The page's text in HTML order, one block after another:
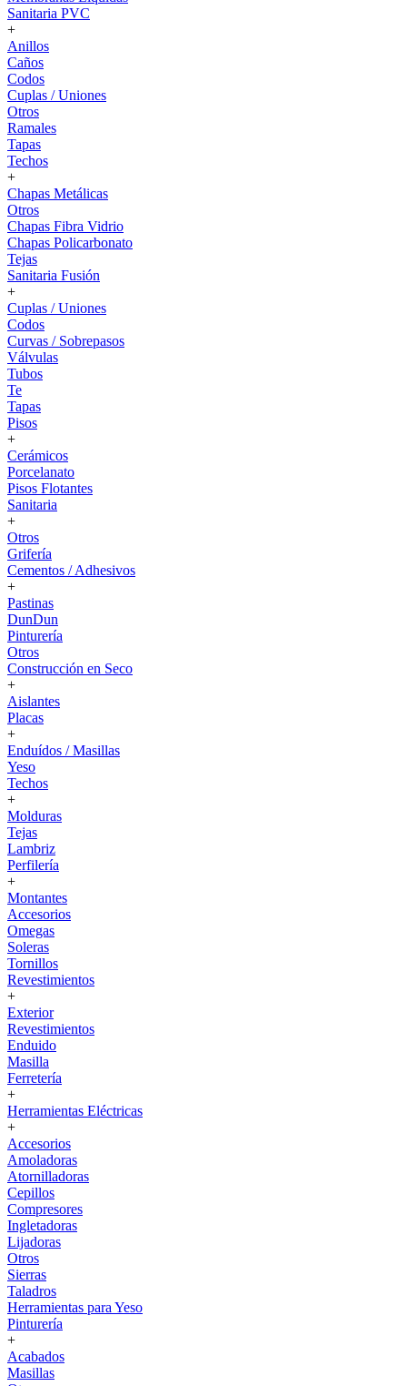
Sanitaria PVC
+
Anillos
Caños
Codos
Cuplas / Uniones
Otros
Ramales
Tapas
Techos
+
Chapas Metálicas
Otros
Chapas Fibra Vidrio
Chapas Policarbonato
Tejas
Sanitaria Fusión
+
Cuplas / Uniones
Codos
Curvas / Sobrepasos
Válvulas
Tubos
Te
Tapas
Pisos
+
Cerámicos
Porcelanato
Pisos Flotantes
Sanitaria
+
Otros
Grifería
Cementos / Adhesivos
+
Pastinas
DunDun
Pinturería
Otros
Construcción en Seco
+
Aislantes
Placas
+
Enduídos / Masillas
Yeso
Techos
+
Molduras
Tejas
Lambriz
Perfilería
+
Montantes
Accesorios
Omegas
Soleras
Tornillos
Revestimientos
+
Exterior
Revestimientos
Enduido
Masilla
Ferretería
+
Herramientas Eléctricas
+
Accesorios
Amoladoras
Atornilladoras
Cepillos
Compresores
Ingletadoras
Lijadoras
Otros
Sierras
Taladros
Herramientas para Yeso
Pinturería
+
Acabados
Masillas